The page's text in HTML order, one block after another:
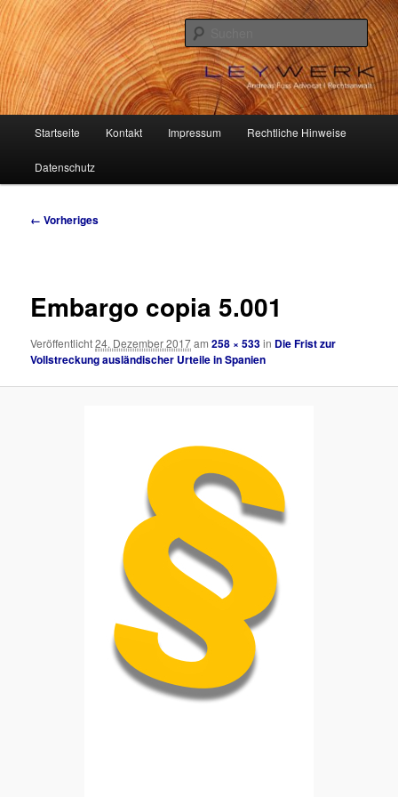
Zum
primären
Inhalt
springenAndreas Fuss Advocat I
Rechtsanwalt
Beiträge aus dem deutsch-spanischen Rechtsverkehr
Startseite Kontakt Impressum Rechtliche Hinweise
Datenschutz
Bilder-
← Vorheriges
Embargo copia 5.001
Veröffentlicht24. Dezember 2017am258 × 533in Die Frist zur
Vollstreckung ausländischer Urteile in Spanien